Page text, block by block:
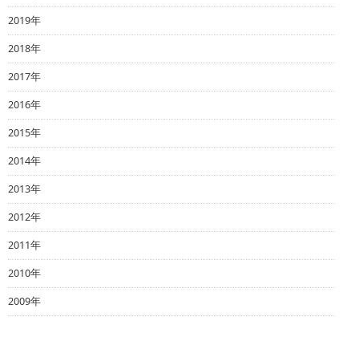
2019年
2018年
2017年
2016年
2015年
2014年
2013年
2012年
2011年
2010年
2009年